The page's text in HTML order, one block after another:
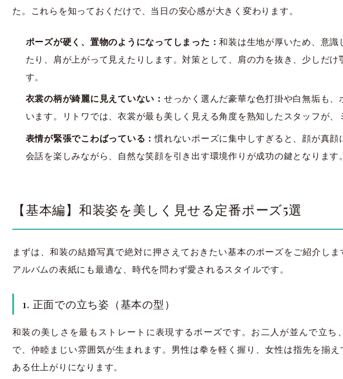
た。これらを知っておくだけで、当日の安心感が大きく変わります。
ポーズが硬く、置物のようになってしまった：和装は生地が厚いため、意識
たり、肩が上がって見えたりします。対策として、肩の力を抜き、少しだ
す。
衣裳の柄が綺麗に見えていない： せっかく選んだ豪華な色打掛や白無垢も
います。リトワでは、衣裳が最も美しく見える角度を熟知したスタッフが、
表情が緊張でこわばっている：慣れないポーズに集中しすぎると、顔が真
会話を楽しみながら、自然な笑顔を引き出す環境作りが成功の鍵となります。
【基本編】和装姿を美しく見せる定番ポーズ5選
まずは、和装の結婚写真で絶対に押さえておきたい基本のポーズをご紹介し
アルバムの表紙にも最適な、時代を問わず愛されるスタイルです。
1. 正面での立ち姿（基本の型）
和装の美しさを最もストレートに表現するポーズです。お二人が並んで立ち
で、仲睦まじい雰囲気が生まれます。男性は拳を軽く握り、女性は指先を揃
ある仕上がりになります。